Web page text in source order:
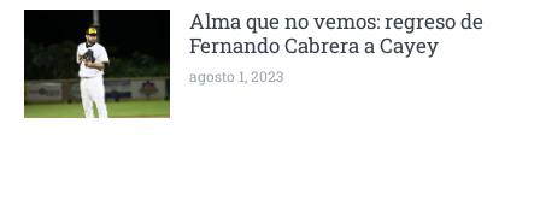
Alma que no vemos: regreso de
Fernando Cabrera a Cayey
agosto 1, 2023